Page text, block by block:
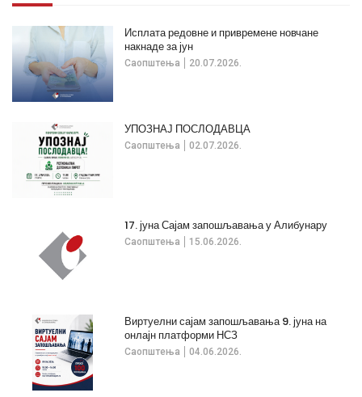
Саопштења 20.07.2026.
Исплата редовне и привремене новчане
накнаде за јун
Саопштења 02.07.2026.
УПОЗНАЈ ПОСЛОДАВЦА
Саопштења 15.06.2026.
17. јуна Сајам запошљавања у Алибунару
Саопштења 04.06.2026.
Виртуелни сајам запошљавања 9. јуна на
онлајн платформи НСЗ